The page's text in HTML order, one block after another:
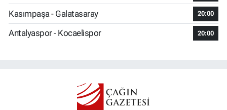
Kasımpaşa - Galatasaray 20:00
Antalyaspor - Kocaelispor 20:00